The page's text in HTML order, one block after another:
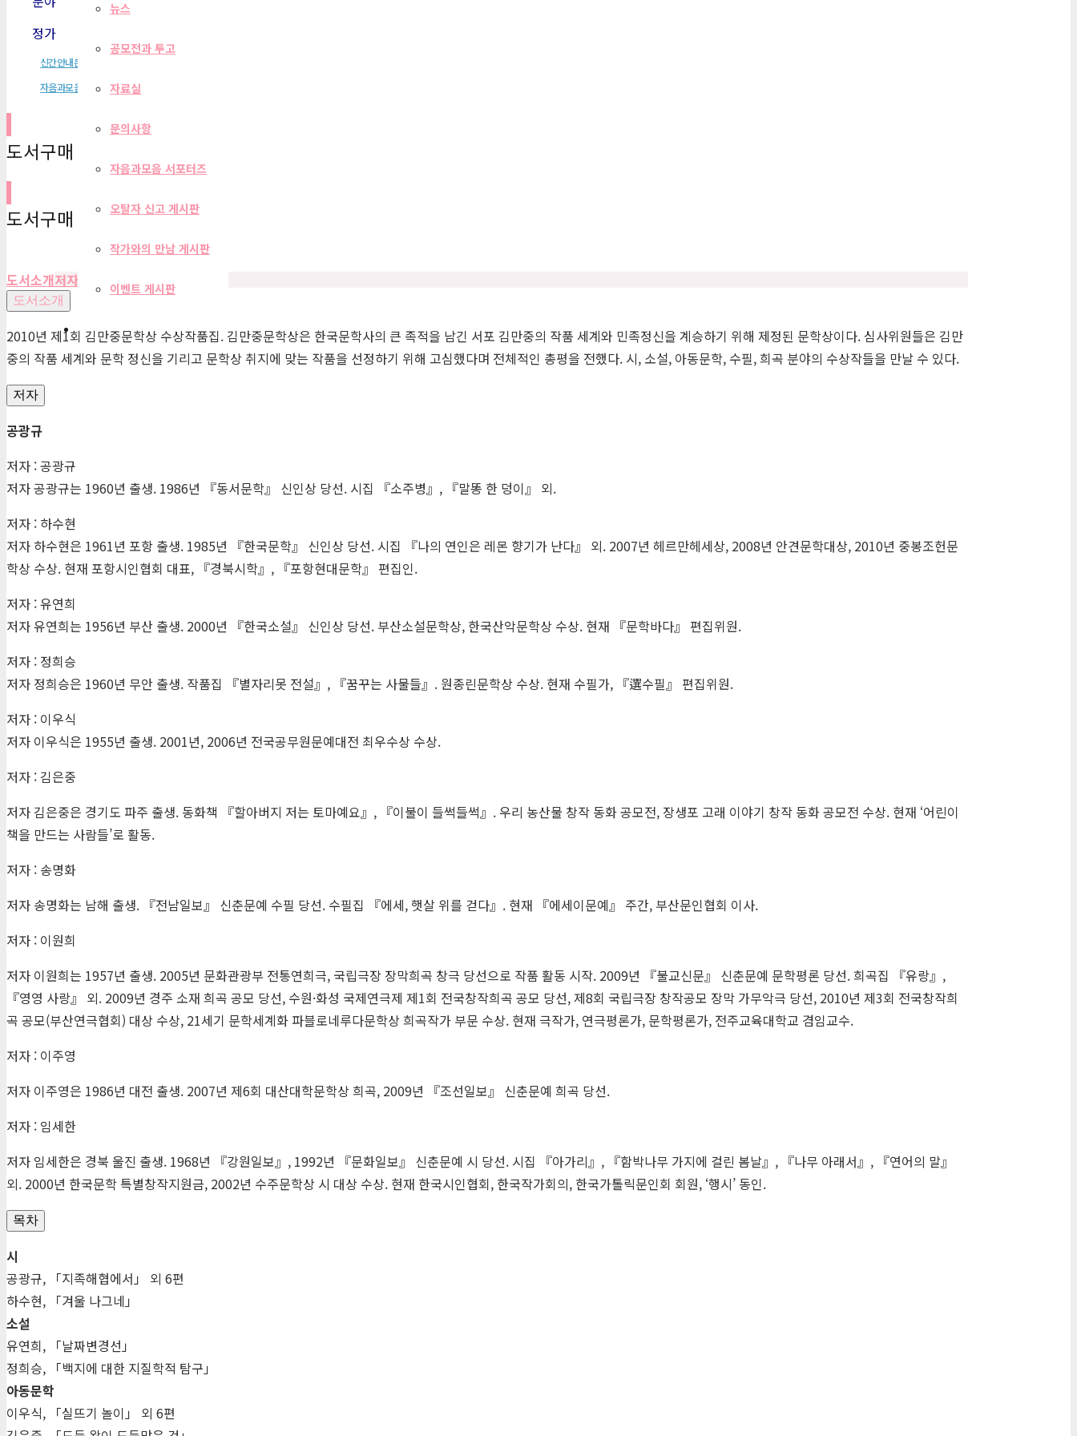
뉴스
공모전과 투고
자료실
문의사항
자음과모음 서포터즈
오탈자 신고 게시판
작가와의 만남 게시판
이벤트 게시판
정가
신간안내문
자음과모음
자음과모음 소설
도서구매 사이트
도서구매 사이트
도서소개저자 편집자 리뷰
도서소개
2010년 제1회 김만중문학상 수상작품집. 김만중문학상은 한국문학사의 큰 족적을 남긴 서포 김만중의 작품 세계와 민족정신을 계승하기 위해 제정된 문학상이다. 심사위원들은 김만
중의 작품 세계와 문학 정신을 기리고 문학상 취지에 맞는 작품을 선정하기 위해 고심했다며 전체적인 총평을 전했다. 시, 소설, 아동문학, 수필, 희곡 분야의 수상작들을 만날 수 있다.
저자
공광규
저자 : 공광규
저자 공광규는 1960년 출생. 1986년 『동서문학』 신인상 당선. 시집 『소주병』, 『말똥 한 덩이』 외.
저자 : 하수현
저자 하수현은 1961년 포항 출생. 1985년 『한국문학』 신인상 당선. 시집 『나의 연인은 레몬 향기가 난다』 외. 2007년 헤르만헤세상, 2008년 안견문학대상, 2010년 중봉조헌문
학상 수상. 현재 포항시인협회 대표, 『경북시학』, 『포항현대문학』 편집인.
저자 : 유연희
저자 유연희는 1956년 부산 출생. 2000년 『한국소설』 신인상 당선. 부산소설문학상, 한국산악문학상 수상. 현재 『문학바다』 편집위원.
저자 : 정희승
저자 정희승은 1960년 무안 출생. 작품집 『별자리못 전설』, 『꿈꾸는 사물들』. 원종린문학상 수상. 현재 수필가, 『選수필』 편집위원.
저자 : 이우식
저자 이우식은 1955년 출생. 2001년, 2006년 전국공무원문예대전 최우수상 수상.
저자 : 김은중
저자 김은중은 경기도 파주 출생. 동화책 『할아버지 저는 토마예요』, 『이불이 들썩들썩』. 우리 농산물 창작 동화 공모전, 장생포 고래 이야기 창작 동화 공모전 수상. 현재 ‘어린이
책을 만드는 사람들’로 활동.
저자 : 송명화
저자 송명화는 남해 출생. 『전남일보』 신춘문예 수필 당선. 수필집 『에세, 햇살 위를 걷다』. 현재 『에세이문예』 주간, 부산문인협회 이사.
저자 : 이원희
저자 이원희는 1957년 출생. 2005년 문화관광부 전통연희극, 국립극장 장막희곡 창극 당선으로 작품 활동 시작. 2009년 『불교신문』 신춘문예 문학평론 당선. 희곡집 『유랑』,
『영영 사랑』 외. 2009년 경주 소재 희곡 공모 당선, 수원·화성 국제연극제 제1회 전국창작희곡 공모 당선, 제8회 국립극장 창작공모 장막 가무악극 당선, 2010년 제3회 전국창작희
곡 공모(부산연극협회) 대상 수상, 21세기 문학세계화 파블로네루다문학상 희곡작가 부문 수상. 현재 극작가, 연극평론가, 문학평론가, 전주교육대학교 겸임교수.
저자 : 이주영
저자 이주영은 1986년 대전 출생. 2007년 제6회 대산대학문학상 희곡, 2009년 『조선일보』 신춘문예 희곡 당선.
저자 : 임세한
저자 임세한은 경북 울진 출생. 1968년 『강원일보』, 1992년 『문화일보』 신춘문예 시 당선. 시집 『아가리』, 『함박나무 가지에 걸린 봄날』, 『나무 아래서』, 『연어의 말』
외. 2000년 한국문학 특별창작지원금, 2002년 수주문학상 시 대상 수상. 현재 한국시인협회, 한국작가회의, 한국가톨릭문인회 회원, ‘행시’ 동인.
목차
시
공광규, 「지족해협에서」 외 6편
하수현, 「겨울 나그네」
소설
유연희, 「날짜변경선」
정희승, 「백지에 대한 지질학적 탐구」
아동문학
이우식, 「실뜨기 놀이」 외 6편